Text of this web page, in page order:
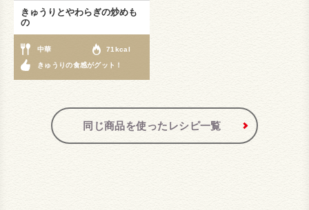
きゅうりとやわらぎの炒めも
の
中華 71kcal
きゅうりの食感がグット！
同じ商品を使ったレシピ一覧